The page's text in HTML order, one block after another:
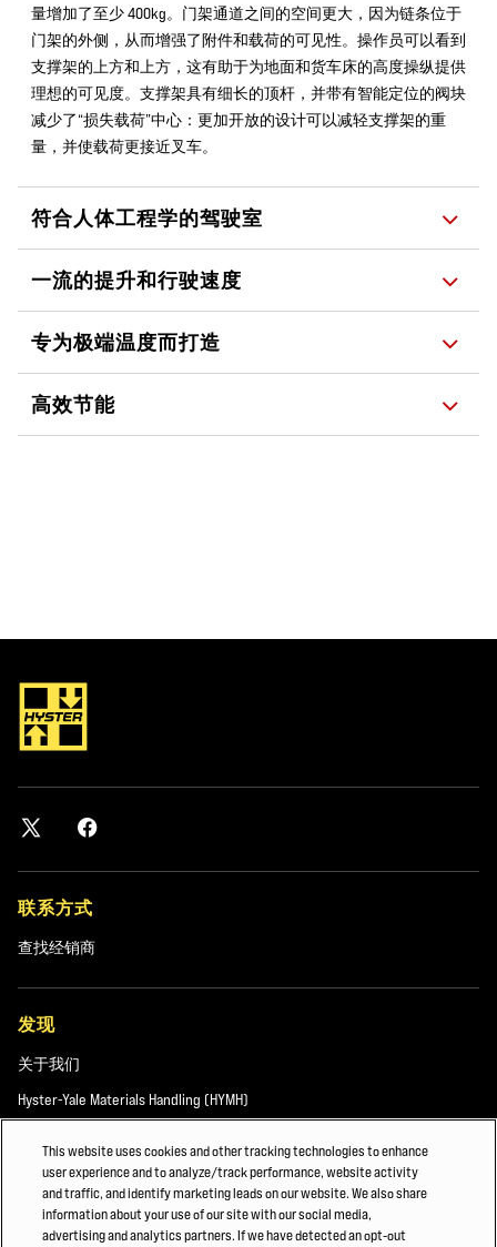
量增加了至少 400kg。门架通道之间的空间更大，因为链条位于
门架的外侧，从而增强了附件和载荷的可见性。操作员可以看到
支撑架的上方和上方，这有助于为地面和货车床的高度操纵提供
理想的可见度。支撑架具有细长的顶杆，并带有智能定位的阀块
减少了“损失载荷”中心：更加开放的设计可以减轻支撑架的重
量，并使载荷更接近叉车。
符合人体工程学的驾驶室
一流的提升和行驶速度
专为极端温度而打造
高效节能
联系方式
查找经销商
发现
关于我们
Hyster-Yale Materials Handling (HYMH)
职业发展
职业发展
This website uses cookies and other tracking technologies to enhance
user experience and to analyze/track performance, website activity
and traffic, and identify marketing leads on our website. We also share
information about your use of our site with our social media,
advertising and analytics partners. If we have detected an opt-out